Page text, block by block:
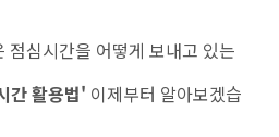
점심시간을 어떻게 보내고 있는
간 활용법' 이제부터 알아보겠습